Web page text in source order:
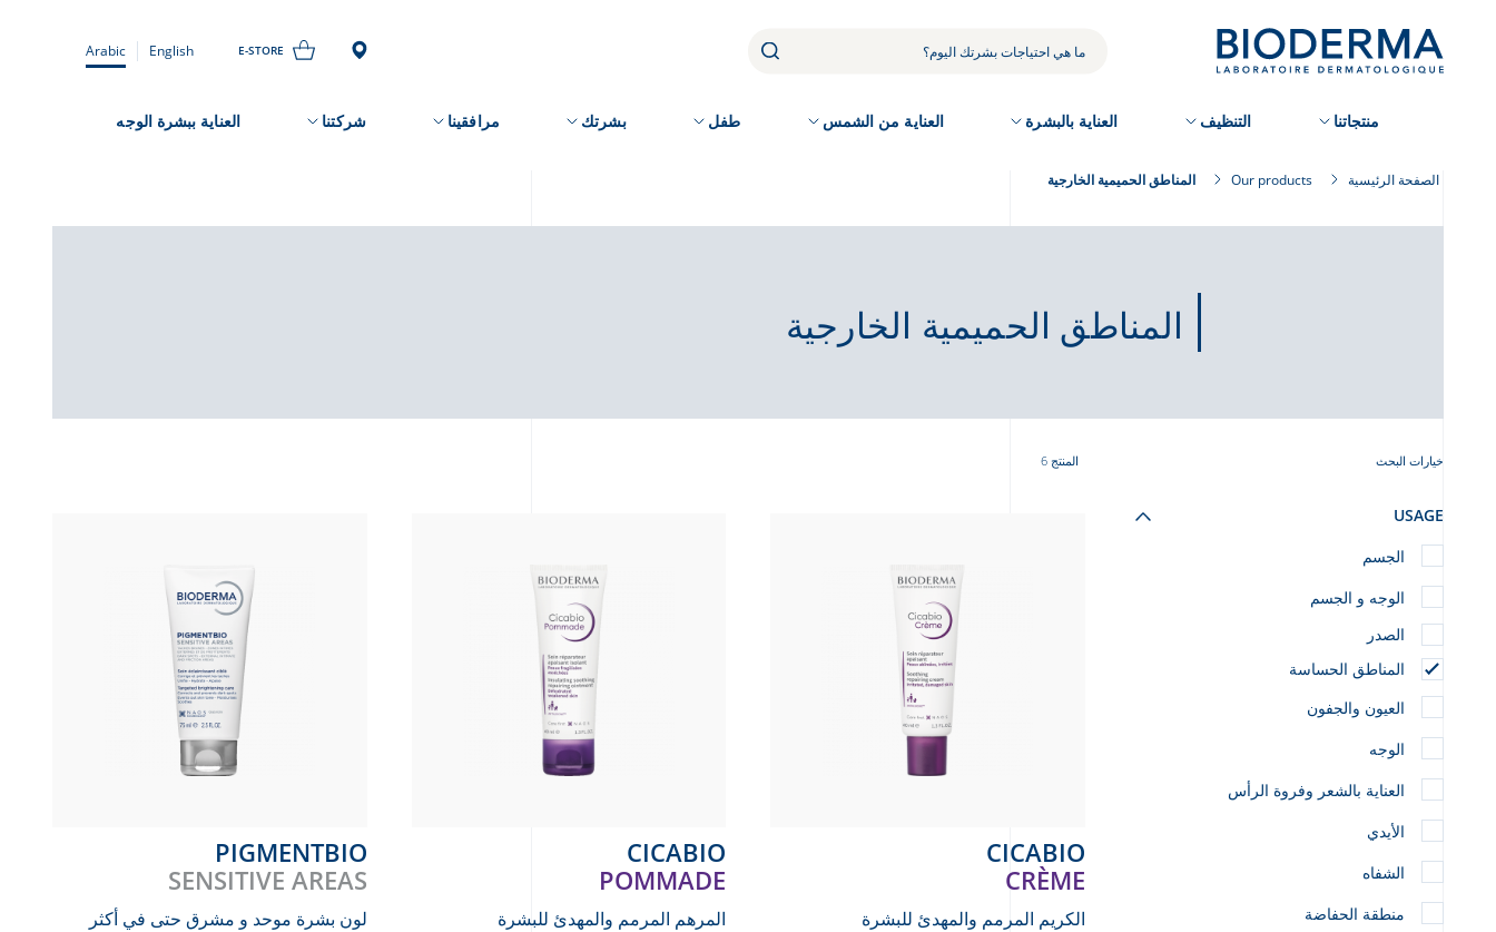
E-STORE
English
Arabic
منتجاتنا التنظيف العناية بالبشرة العناية من الشمس طفل بشرتك مرافقينا شركتنا العناية ببشرة الوجه
الصفحة الرئيسية Our products المناطق الحميمية الخارجية
المناطق الحميمية الخارجية
خيارات البحث المنتج 6
USAGE
الجسم
الوجه و الجسم
الصدر
المناطق الحساسة
العيون والجفون
الوجه
العناية بالشعر وفروة الرأس
الأيدي
الشفاه
منطقة الحفاضة
CICABIO
CRÈME
الكريم المرمم والمهدئ للبشرة
CICABIO
POMMADE
المرهم المرمم والمهدئ للبشرة
PIGMENTBIO
SENSITIVE AREAS
لون بشرة موحد و مشرق حتى في أكثر